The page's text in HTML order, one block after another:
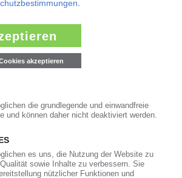
der Kunststoffindustrie
Was Kunst­stoff­verarbeiter wissen müssen,
mehr liefert – Informationen zum
Majeure, Corona und Kunststoff-
Tipps für die Praxis.